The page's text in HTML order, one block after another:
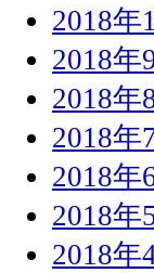
2018年
2018年
2018年
2018年
2018年
2018年
2018年